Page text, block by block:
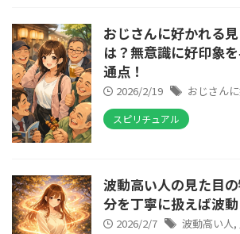
おじさんに好かれる
は？無意識に好印象
通点！
2026/2/19 おじさん
スピリチュアル
波動高い人の見た目
分を丁寧に扱えば波動
2026/2/7 波動高い人,